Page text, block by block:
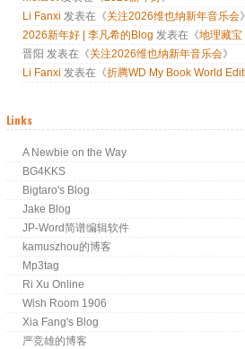
Li Fanxi 发表在《关注2026维也纳新年音乐会》
2026新年好 | 李凡希的Blog 发表在《地理藏
晋阳 发表在《关注2026维也纳新年音乐会》
Li Fanxi 发表在《折腾WD My Book World
Links
A Newbie on the Way
BG4KKS
Bigtaro's Blog
Jake Blog
JP-Word简谱编辑软件
kamuszhou的博客
Mp3tag
Ri Xu Online
Wish Room 1906
Xia Fang's Blog
严竞雄的博客